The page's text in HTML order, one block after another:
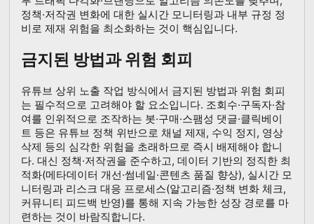
정책·저작권 변화에 대한 실시간 모니터링과 내부 규정 정
비로 제재 위험을 최소화하는 것이 핵심입니다.
금지된 방법과 위험 회피
유튜브 상위 노출 작업 방식에서 금지된 방법과 위험 회피
는 필수적으로 고려해야 할 요소입니다. 조회수·구독자·참
여를 인위적으로 조작하는 봇·구매·스팸성 댓글·클릭베이
트 등은 유튜브 정책 위반으로 채널 제재, 수익 정지, 영상
삭제 등의 심각한 위험을 초래하므로 즉시 배제해야 합니
다. 대신 정책·저작권을 준수하고, 데이터 기반의 정직한 최
적화(메타데이터 개선·썸네일·콘텐츠 품질 향상), 실시간 모
니터링과 리스크 대응 프로세스(알고리즘·정책 변화 체크,
커뮤니티 피드백 반영)를 통해 지속 가능한 성장 경로를 마
련하는 것이 바람직합니다.